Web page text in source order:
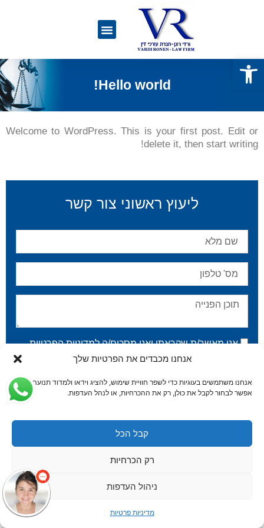
פתח סרגל נגישות
אנחנו מכבדים את הפרטיות שלך
אנחנו משתמשים בעוגיות כדי לשפר חוויית שימוש, להציג וידאו ולמדוד תנועה.
אפשר לבחור לקבל את כולן, רק את ההכרחיות, או לנהל העדפות.
קבל הכל
רק הכרחיות
ניהול העדפות
מדיניות פרטיות
Hello world!
Welcome to WordPress. This is your first post. Edit or
delete it, then start writing!
ליעוץ ראשוני צור קשר
אני מאשר/ת שקראתי ואני מסכים/ה למדיניות הפרטיות.
עוצב ונבנה ע"י ADACTIVE